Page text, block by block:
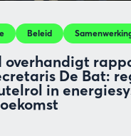
overhandigt
De Bat:
in
Beleid